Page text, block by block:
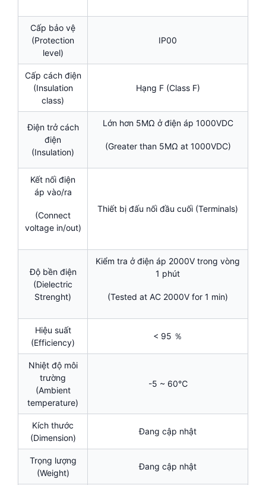
Cấp bảo vệ
(Protection
level)
IP00
Cấp cách điện
(Insulation
class)
Hạng F (Class F)
Điện trở cách
điện
(Insulation)
Lớn hơn 5MΩ ở điện áp 1000VDC
(Greater than 5MΩ at 1000VDC)
Kết nối điện
áp vào/ra
(Connect
voltage in/out)
Thiết bị đấu nối đầu cuối (Terminals)
Độ bền điện
(Dielectric
Strenght)
Kiểm tra ở điện áp 2000V trong vòng
1 phút
(Tested at AC 2000V for 1 min)
Hiệu suất
(Efficiency)
< 95 ％
Nhiệt độ môi
trường
(Ambient
temperature)
-5 ~ 60℃
Kích thước
(Dimension)
Đang cập nhật
Trọng lượng
(Weight)
Đang cập nhật